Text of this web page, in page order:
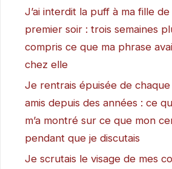
J’ai interdit la puff à ma fille
premier soir : trois semaines
compris ce que ma phrase
chez elle
Je rentrais épuisée de
amis depuis des années : ce
m’a montré sur ce que mon
pendant que je discutais
Je scrutais le visage de mes